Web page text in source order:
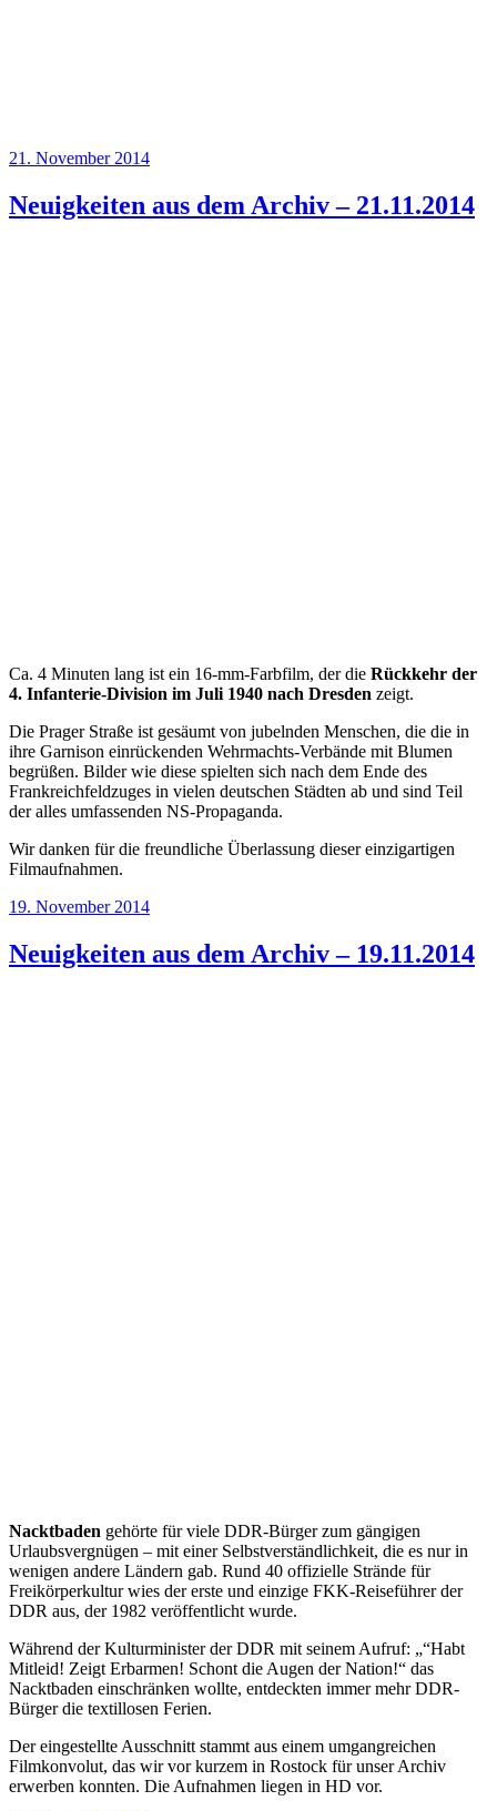
Veröffentlicht
21. November 2014
Neuigkeiten aus dem Archiv – 21.11.2014
Ca. 4 Minuten lang ist ein 16-mm-Farbfilm, der die Rückkehr der
4. Infanterie-Division im Juli 1940 nach Dresden zeigt.
Die Prager Straße ist gesäumt von jubelnden Menschen, die die in
ihre Garnison einrückenden Wehrmachts-Verbände mit Blumen
begrüßen. Bilder wie diese spielten sich nach dem Ende des
Frankreichfeldzuges in vielen deutschen Städten ab und sind Teil
der alles umfassenden NS-Propaganda.
Wir danken für die freundliche Überlassung dieser einzigartigen
Filmaufnahmen.
Veröffentlicht
19. November 2014
Neuigkeiten aus dem Archiv – 19.11.2014
Nacktbaden gehörte für viele DDR-Bürger zum gängigen
Urlaubsvergnügen – mit einer Selbstverständlichkeit, die es nur in
wenigen andere Ländern gab. Rund 40 offizielle Strände für
Freikörperkultur wies der erste und einzige FKK-Reiseführer der
DDR aus, der 1982 veröffentlicht wurde.
Während der Kulturminister der DDR mit seinem Aufruf: „“Habt
Mitleid! Zeigt Erbarmen! Schont die Augen der Nation!“ das
Nacktbaden einschränken wollte, entdeckten immer mehr DDR-
Bürger die textillosen Ferien.
Der eingestellte Ausschnitt stammt aus einem umgangreichen
Filmkonvolut, das wir vor kurzem in Rostock für unser Archiv
erwerben konnten. Die Aufnahmen liegen in HD vor.